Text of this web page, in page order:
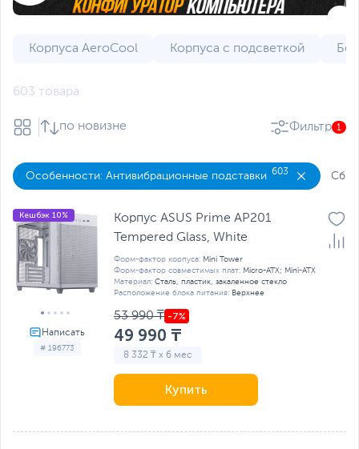
Корпуса AeroCool Корпуса с подсветкой
603 товара
по новизне Фильтр 1
Особенности: Антивибрационные подставки 603
# 196773
Кешбэк 10%
Корпус ASUS Prime AP201
Tempered Glass, White
Форм-фактор корпуса: Mini Tower
Форм-фактор совместимых плат: Micro-ATX; Mini-ATX
Материал: Сталь, пластик, закаленное стекло
Расположение блока питания: Верхнее
53 990 ₸
49 990 ₸
8 332 ₸ x 6 мес
Купить